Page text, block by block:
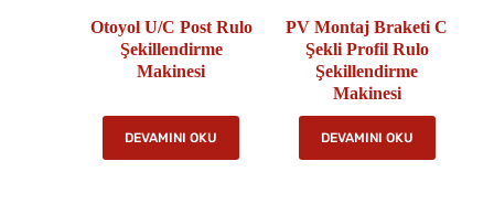
Otoyol U/C Post Rulo
Şekillendirme
Makinesi
DEVAMINI OKU
PV Montaj Braketi C
Şekli Profil Rulo
Şekillendirme
Makinesi
DEVAMINI OKU